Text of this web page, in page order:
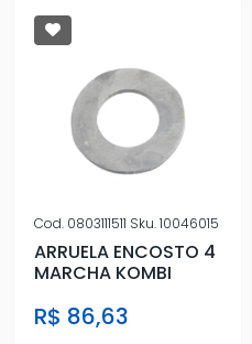
Cod. 0803111511 Sku.10046015
ARRUELA ENCOSTO 4
MARCHA KOMBI
R$ 86,63